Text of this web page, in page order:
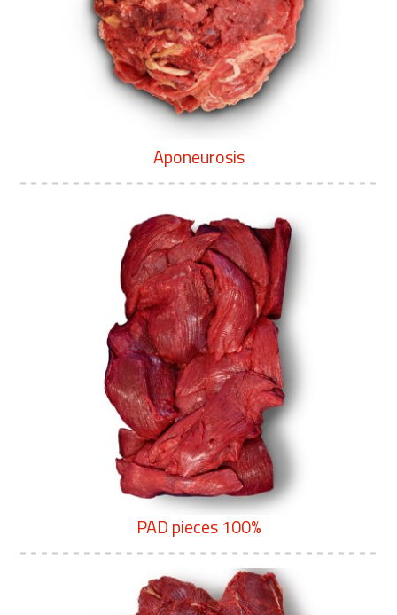
Aponeurosis
PAD pieces 100%